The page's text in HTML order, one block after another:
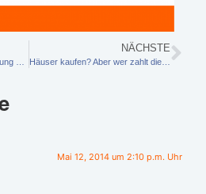
NÄCHSTE
Häuser kaufen? Aber wer zahlt die Makler-Provision in welcher Höhe?
Mai 12, 2014 um 2:10 p.m. Uhr